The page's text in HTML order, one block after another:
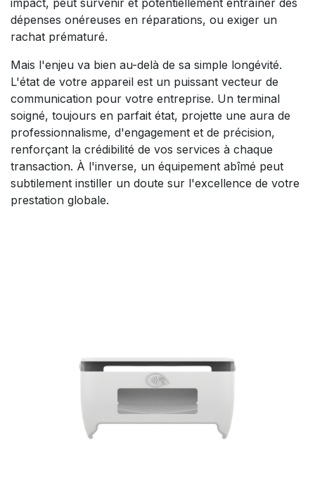
impact, peut survenir et potentiellement entraîner des
dépenses onéreuses en réparations, ou exiger un
rachat prématuré.
Mais l'enjeu va bien au-delà de sa simple longévité.
L'état de votre appareil est un puissant vecteur de
communication pour votre entreprise. Un terminal
soigné, toujours en parfait état, projette une aura de
professionnalisme, d'engagement et de précision,
renforçant la crédibilité de vos services à chaque
transaction. À l'inverse, un équipement abîmé peut
subtilement instiller un doute sur l'excellence de votre
prestation globale.